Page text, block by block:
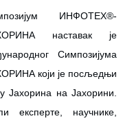
ИНФОТЕХ®-
наставак је
Симпозијума
који је посљедњи
Јахорина на Јахорини.
научнике,